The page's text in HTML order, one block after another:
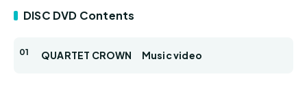
DISC DVD Contents
QUARTET CROWN Music video